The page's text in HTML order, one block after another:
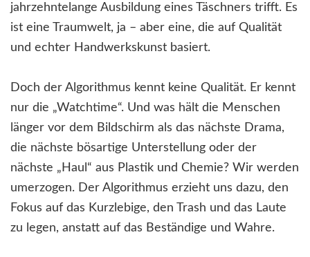
jahrzehntelange Ausbildung eines Täschners trifft. Es
ist eine Traumwelt, ja – aber eine, die auf Qualität
und echter Handwerkskunst basiert.
Doch der Algorithmus kennt keine Qualität. Er kennt
nur die „Watchtime“. Und was hält die Menschen
länger vor dem Bildschirm als das nächste Drama,
die nächste bösartige Unterstellung oder der
nächste „Haul“ aus Plastik und Chemie? Wir werden
umerzogen. Der Algorithmus erzieht uns dazu, den
Fokus auf das Kurzlebige, den Trash und das Laute
zu legen, anstatt auf das Beständige und Wahre.